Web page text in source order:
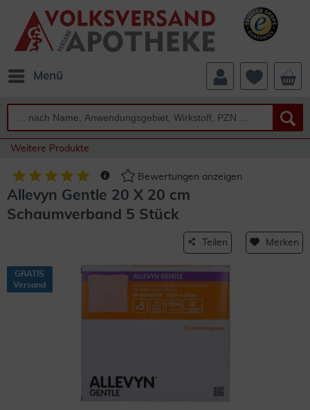
Menü
Weitere Produkte
Bewertungen anzeigen
Allevyn Gentle 20 X 20 cm
Schaumverband 5 Stück
Teilen Merken
GRATIS
Versand